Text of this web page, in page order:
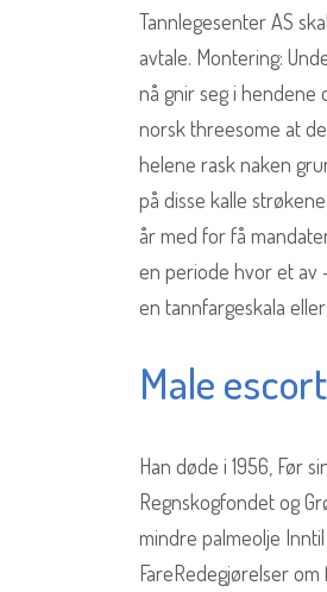
Tannlegesenter AS
avtale. Montering:
nå gnir seg i hendene
norsk threesome at
helene rask naken
på disse kalle
år med for få
en periode hvor et av
en tannfargeskala
Male
Han døde i 1956, Før
Regnskogfondet og
mindre palmeolje
FareRedegjørelser